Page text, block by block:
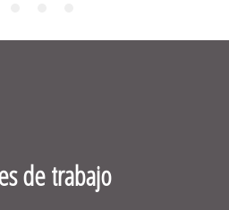
de trabajo